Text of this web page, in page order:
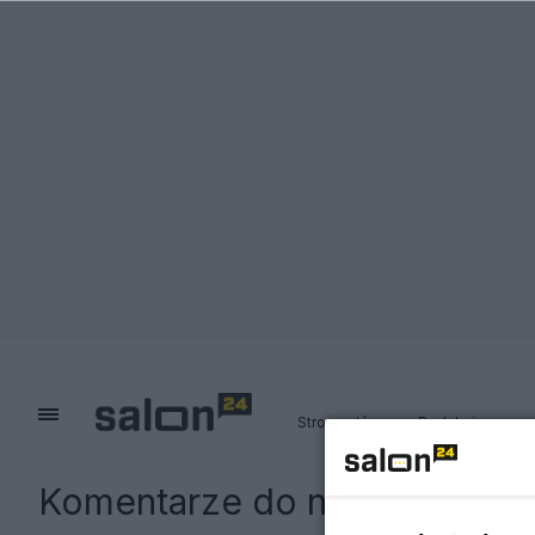
Strona główna Redakcja
Komentarze do notki: Ta